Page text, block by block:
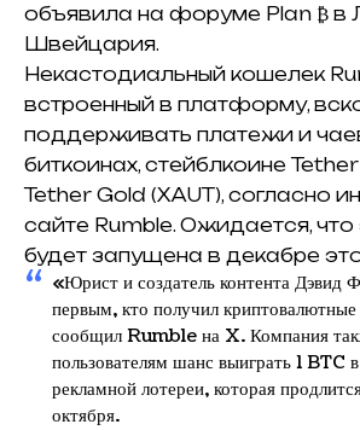
объявила на форуме Plan ₿ в
Швейцария.
Некастодиальный кошелек
встроенный в платформу,
поддерживать платежи и
биткоинах, стейблкоине Tether
Tether Gold (XAUT), согласно
сайте Rumble. Ожидается,
будет запущена в декабре
«Юрист и создатель контента Дэвид
первым, кто получил
сообщил Rumble на X. Компания
пользователям шанс выиграть 1 BTC
рекламной лотереи, которая
октября.